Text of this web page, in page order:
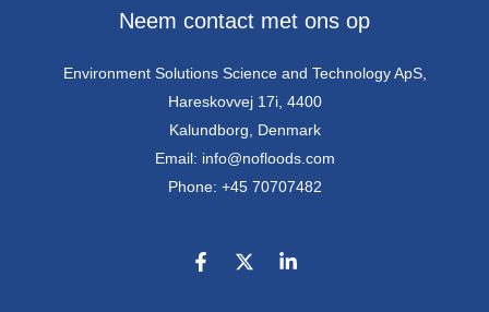
Neem contact met ons op
Environment Solutions Science and Technology ApS,
Hareskovvej 17i, 4400
Kalundborg, Denmark
Email: info@nofloods.com
Phone: +45 70707482